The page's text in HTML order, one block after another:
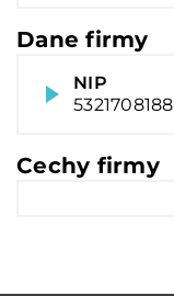
Dane firmy
NIP
5321708188
Cechy firmy